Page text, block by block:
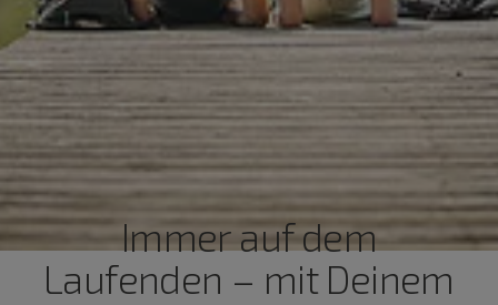
Immer auf dem
Laufenden – mit Deinem